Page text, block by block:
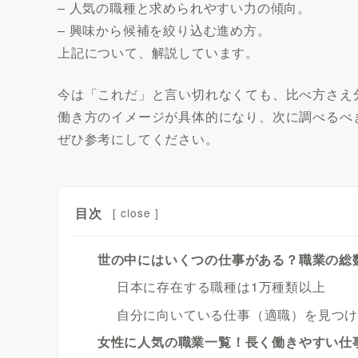
– 人気の職種と求められやすい力の傾向。
– 興味から候補を絞り込む進め方。
上記について、解説しています。
今は「これだ」と言い切れなくても、比べ方さ
働き方のイメージが具体的になり、次に調べる
ぜひ参考にしてください。
目次 [ close ]
世の中にはいくつの仕事がある？職業の総
日本に存在する職種は1万種類以上
自分に向いている仕事（適職）を見つ
女性に人気の職業一覧！長く働きやすい仕